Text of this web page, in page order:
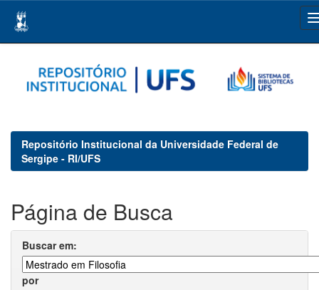
navigation
Repositório Institucional da Universidade Federal de
Sergipe - RI/UFS
Página de Busca
Buscar em:
por